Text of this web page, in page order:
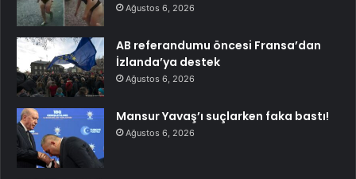
Ağustos 6, 2026
AB referandumu öncesi Fransa’dan
İzlanda’ya destek
Ağustos 6, 2026
Mansur Yavaş’ı suçlarken faka bastı!
Ağustos 6, 2026